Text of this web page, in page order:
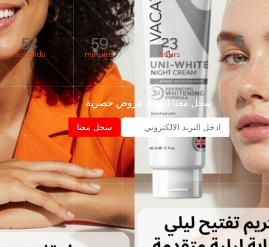
6
days
23
hours
59
minutes
52
seconds
سجل معنا ليصلم عروض حصرية